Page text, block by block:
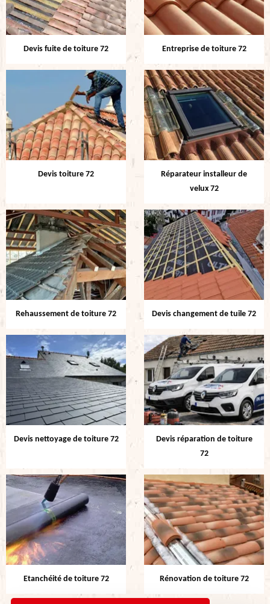
Devis fuite de toiture 72 Entreprise de toiture 72
Devis toiture 72
Réparateur installeur de
velux 72
Rehaussement de toiture 72 Devis changement de tuile 72
Devis nettoyage de toiture 72
Devis réparation de toiture
72
Etanchéité de toiture 72 Rénovation de toiture 72